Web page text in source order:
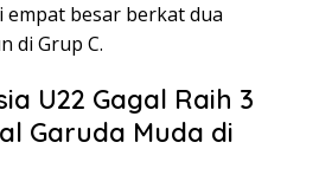
empat besar berkat dua
di Grup C.
U22 Gagal Raih 3
Garuda Muda di